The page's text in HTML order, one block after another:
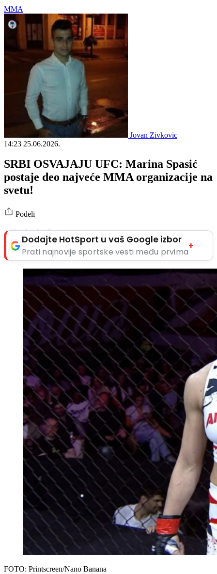
MMA
Jovan Zivkovic
14:23 25.06.2026.
SRBI OSVAJAJU UFC: Marina Spasić
postaje deo najveće MMA organizacije na
svetu!
Podeli
Dodajte HotSport u vaš Google izbor
Prati najnovije sportske vesti među prvima
+
FOTO: Printscreen/Nano Banana